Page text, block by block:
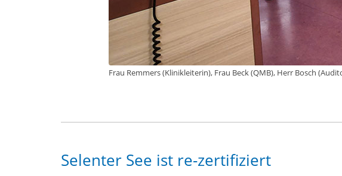
Frau Remmers (Klinikleiterin), Frau Beck (QMB), Herr Bosch
Selenter See ist re-zertifiziert